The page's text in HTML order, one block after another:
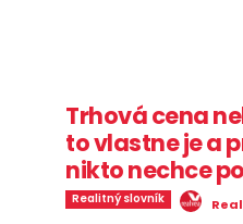
Trhová cena
to vlastne je a
nikto nechce
Realitný slovník